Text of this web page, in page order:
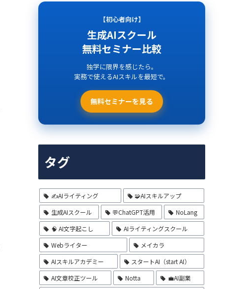
【初心者向け】
生成AIスクール
無料セミナー比較
独学に限界を感じたら。
実務で使えるAIスキルを最短で。
無料セミナーを見る
タグ
✍️AIライティング
🧩AIスキルアップ
生成AIスクール
💬ChatGPT活用
NoLang
🧠 AI文字起こし
AIライティングスクール
Webライター
メイカラ
AIスキルアカデミー
スタートAI（start AI）
AI文章校正ツール
Notta
💼AI副業